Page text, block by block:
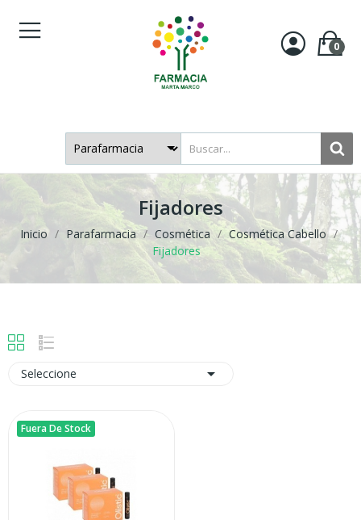
0
Fijadores
Inicio Parafarmacia Cosmética
Cosmética Cabello
Fijadores
Seleccione 
Fuera De Stock